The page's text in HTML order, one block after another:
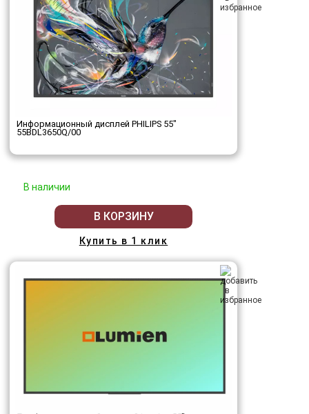
Информационный дисплей PHILIPS 55"
55BDL3650Q/00
В наличии
В КОРЗИНУ
Купить в 1 клик